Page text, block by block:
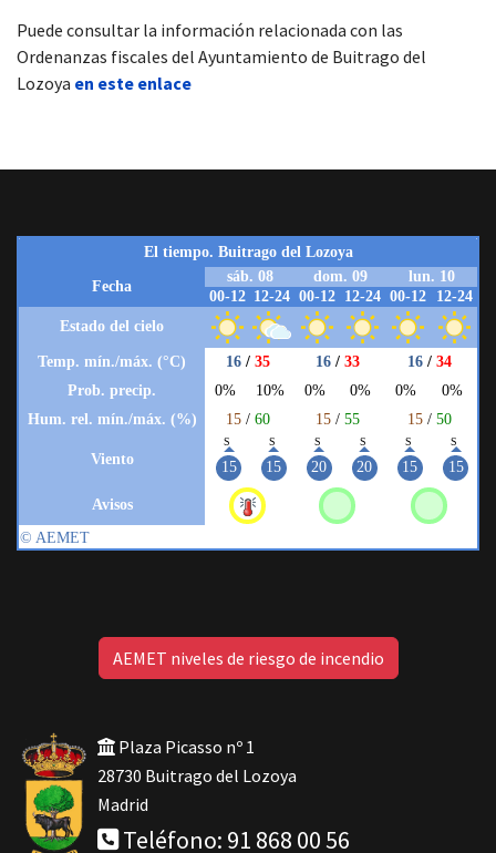
Puede consultar la información relacionada con las
Ordenanzas fiscales del Ayuntamiento de Buitrago del
Lozoya en este enlace
AEMET niveles de riesgo de incendio
Plaza Picasso nº 1
28730 Buitrago del Lozoya
Madrid
Teléfono: 91 868 00 56